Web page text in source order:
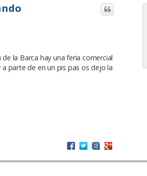
la Barca hay una feria comercial
parte de en un pis pas os dejo la